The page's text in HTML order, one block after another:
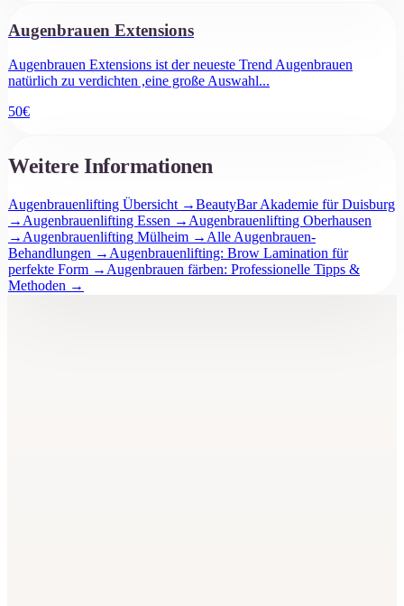
Augenbrauen Extensions
Augenbrauen Extensions ist der neueste Trend Augenbrauen
natürlich zu verdichten ,eine große Auswahl...
50€
Weitere Informationen
Augenbrauenlifting Übersicht →BeautyBar Akademie für Duisburg
→ Augenbrauenlifting Essen → Augenbrauenlifting Oberhausen
→ Augenbrauenlifting Mülheim → Alle Augenbrauen-
Behandlungen → Augenbrauenlifting: Brow Lamination für
perfekte Form → Augenbrauen färben: Professionelle Tipps &
Methoden →